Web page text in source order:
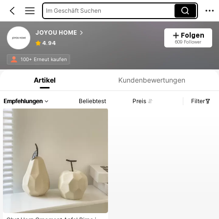
Im Geschäft Suchen
JOYOU HOME
4.94
Folgen
609 Follower
100+ Erneut kaufen
Produktinformation: Preisangabe, Verkaufs- und Lagerbestandsdetails.
Artikel Kundenbewertungen
Empfehlungen Beliebtest Preis Filter